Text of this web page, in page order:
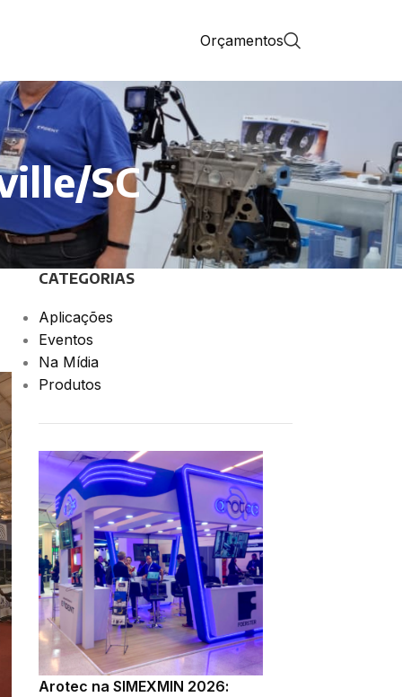
Orçamentos
SC
CATEGORIAS
Aplicações
Eventos
Na Mídia
Produtos
Arotec na SIMEXMIN 2026: